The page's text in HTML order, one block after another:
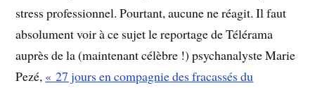
stress professionnel. Pourtant, aucune ne réagit. Il faut
absolument voir à ce sujet le reportage de Télérama
auprès de la (maintenant célèbre !) psychanalyste Marie
Pezé, « 27 jours en compagnie des fracassés du